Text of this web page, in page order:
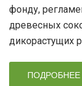
фонду,
древесных
дикорастущих
ПОДРОБНЕЕ